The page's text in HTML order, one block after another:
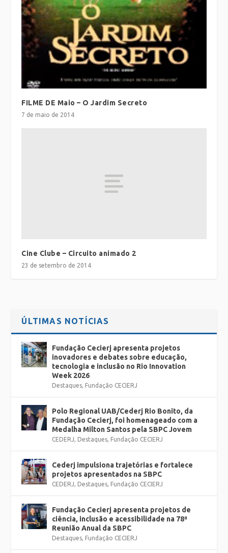
FILME DE Maio – O Jardim Secreto
7 de maio de 2014
Cine Clube – Circuito animado 2
23 de setembro de 2014
ÚLTIMAS NOTÍCIAS
Fundação Cecierj apresenta projetos
inovadores e debates sobre educação,
tecnologia e inclusão no Rio Innovation
Week 2026
Destaques Fundação CECIERJ
Polo Regional UAB/Cederj Rio Bonito, da
Fundação Cecierj, foi homenageado com a
Medalha Milton Santos pela SBPC Jovem
CEDERJ Destaques Fundação CECIERJ
Cederj impulsiona trajetórias e fortalece
projetos apresentados na SBPC
CEDERJ Destaques Fundação CECIERJ
Fundação Cecierj apresenta projetos de
ciência, inclusão e acessibilidade na 78ª
Reunião Anual da SBPC
Destaques Fundação CECIERJ